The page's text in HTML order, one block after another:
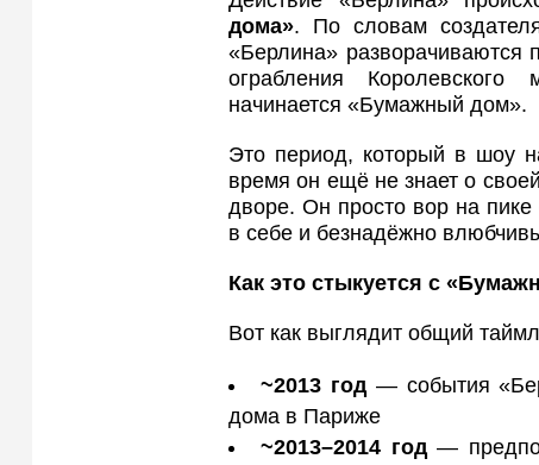
дома». По словам
«Берлина»
ограбления
начинается «Бумажный дом».
Это период, который в шоу
время он ещё не знает о
дворе. Он просто вор на
в себе и безнадёжно
Как это стыкуется с
Вот как выглядит общий
~2013 год— события
дома в Париже
~2013–2014 год—